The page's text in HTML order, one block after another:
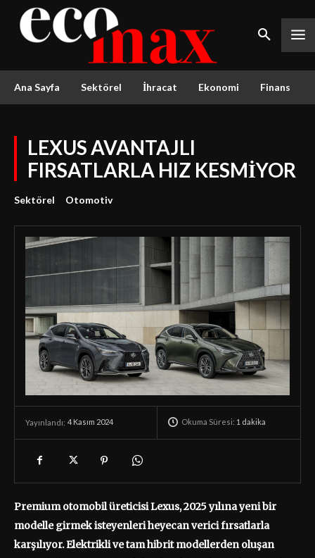
Ana Sayfa Sektörel İhracat Ekonomi Finans
LEXUS AVANTAJLI
FIRSATLARLA HIZ KESMİYOR
Sektörel Otomotiv
Yayınlandı: 4 Kasım 2024 Okuma Süresi: 1 dakika
Premium otomobil üreticisi Lexus, 2025 yılına yeni bir
modelle girmek isteyenleri heyecan verici fırsatlarla
karşılıyor. Elektrikli ve tam hibrit modellerden oluşan